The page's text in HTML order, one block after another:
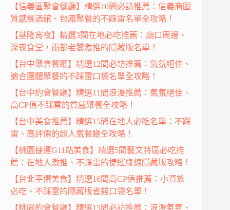
【信義區聚會餐廳】精選10間必訪推薦：信義商圈
質感餐酒館、包廂聚餐的不踩雷名單全攻略！
【基隆宵夜】精選3間在地必吃推薦：廟口周邊、
深夜食堂，雨都老饕激推的隱藏版名單！
【台中聚會餐廳】精選12間必訪推薦：氣氛絕佳、
適合團體聚餐的不踩雷口袋名單全攻略！
【台中約會餐廳】精選11間浪漫推薦：氣氛絕佳、
高CP值不踩雷的質感聚餐全攻略！
【台中美食推薦】精選15間在地人必吃名單：不踩
雷、高評價的超人氣餐廳全攻略！
【桃園捷運G11站美食】精選5間藝文特區必吃推
薦：在地人激推、不踩雷的捷運綠線隱藏版攻略！
【台北平價美食】精選16間高CP值推薦：小資族
必吃、不踩雷的隱藏版省錢口袋名單！
【桃園約會餐廳】精選15間必訪推薦：浪漫氣氛、